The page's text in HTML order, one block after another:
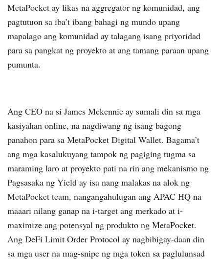
MetaPocket ay likas na aggregator ng komunidad, ang
pagtutuon sa iba’t ibang bahagi ng mundo upang
mapalago ang komunidad ay talagang isang priyoridad
para sa pangkat ng proyekto at ang tamang paraan upang
pumunta.
Ang CEO na si James Mckennie ay sumali din sa mga
kasiyahan online, na nagdiwang ng isang bagong
panahon para sa MetaPocket Digital Wallet. Bagama’t
ang mga kasalukuyang tampok ng pagiging tugma sa
maraming laro at proyekto pati na rin ang mekanismo ng
Pagsasaka ng Yield ay isa nang malakas na alok ng
MetaPocket team, nangangahulugan ang APAC HQ na
maaari nilang ganap na i-target ang merkado at i-
maximize ang potensyal ng produkto ng MetaPocket.
Ang DeFi Limit Order Protocol ay nagbibigay-daan din
sa mga user na mag-snipe ng mga token sa paglulunsad